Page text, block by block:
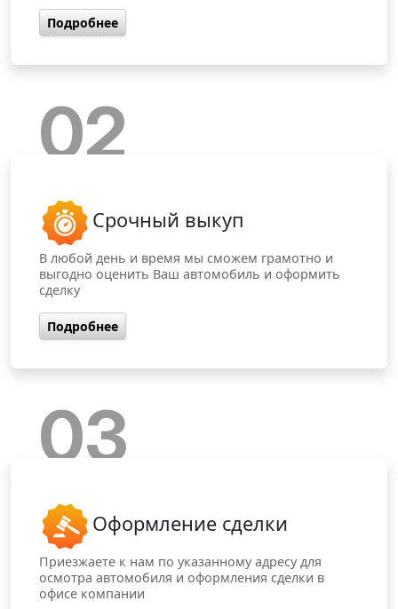
Подробнее
02
Срочный выкуп
В любой день и время мы сможем грамотно и
выгодно оценить Ваш автомобиль и оформить
сделку
Подробнее
03
Оформление сделки
Приезжаете к нам по указанному адресу для
осмотра автомобиля и оформления сделки в
офисе компании